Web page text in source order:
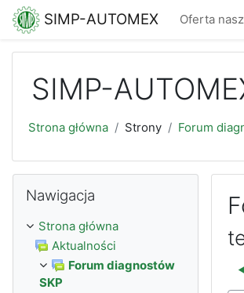
Przejdź do głównej zawartości
SIMP-AUTOMEX Oferta
SIMP-
Strona główna Strony Forum
Nawigacja
Strona główna
Aktualności
Forum diagnostów
SKP